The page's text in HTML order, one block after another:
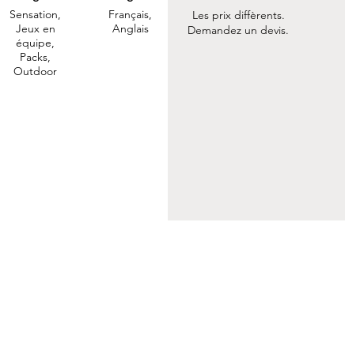
Sensation,
Jeux en
équipe,
Packs,
Outdoor
Français,
Anglais
Les prix diffèrents.
Demandez un devis.